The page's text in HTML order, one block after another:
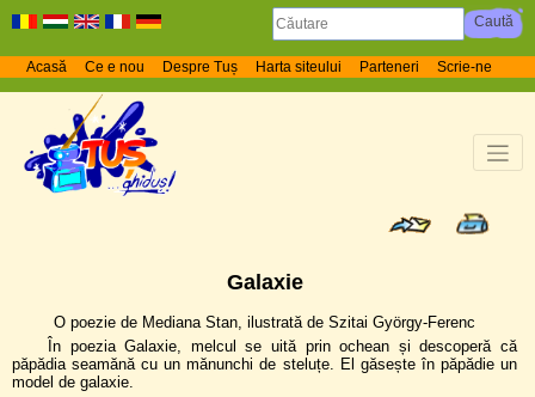
Acasă Ce e nou Despre Tuș Harta siteului Parteneri Scrie-ne
Galaxie
O poezie de Mediana Stan, ilustrată de Szitai György-Ferenc
În poezia Galaxie, melcul se uită prin ochean și descoperă că
păpădia seamănă cu un mănunchi de steluțe. El găsește în păpădie un
model de galaxie.